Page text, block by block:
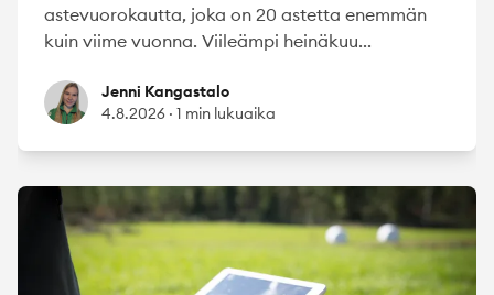
astevuorokautta, joka on 20 astetta enemmän
kuin viime vuonna. Viileämpi heinäkuu...
Jenni Kangastalo
Jenni Kangastalo
4.8.2026 · 1 min lukuaika